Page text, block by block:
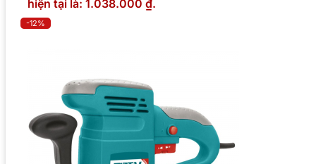
hiện tại là: 1.038.000 ₫.
-12%